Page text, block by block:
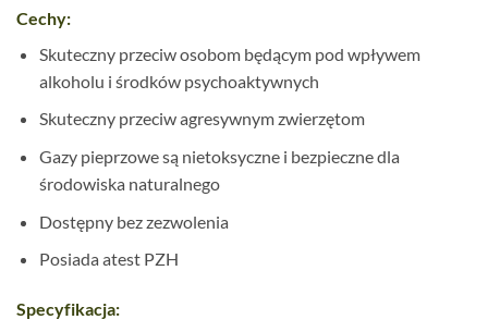
Cechy:
Skuteczny przeciw osobom będącym pod wpływem
alkoholu i środków psychoaktywnych
Skuteczny przeciw agresywnym zwierzętom
Gazy pieprzowe są nietoksyczne i bezpieczne dla
środowiska naturalnego
Dostępny bez zezwolenia
Posiada atest PZH
Specyfikacja: